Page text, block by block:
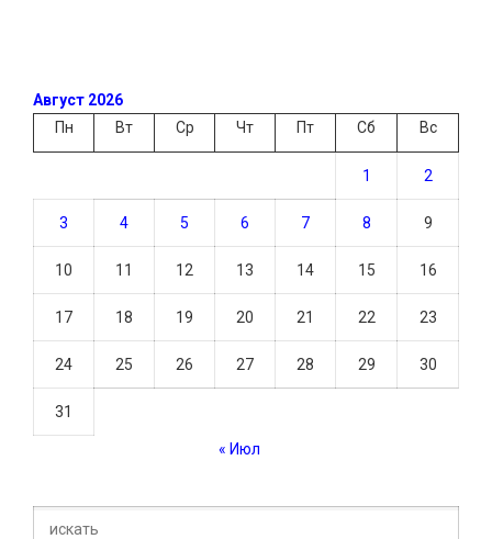
Август 2026
Пн
Вт Ср Чт Пт Сб Вс
1 2
3 4 5 6 7 8 9
10 11 12 13 14 15 16
17 18 19 20 21 22 23
24 25 26 27 28 29 30
31
« Июл